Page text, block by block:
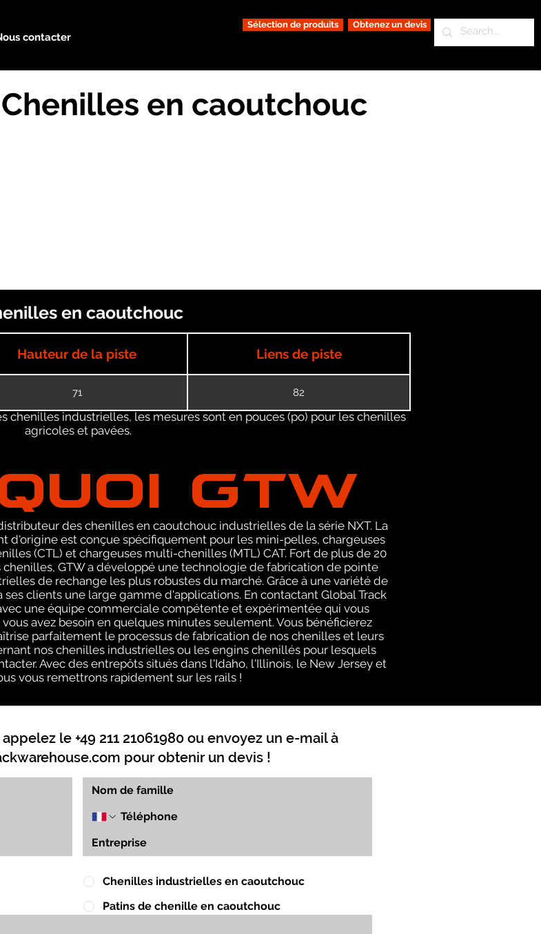
contacter
Sélection de produits Obtenez un devis
en caoutchouc
en caoutchouc
Hauteur de la piste Liens de piste
71 82
chenilles industrielles, les mesures sont en pouces (po) pour les chenilles
agricoles et pavées.
GTW
des chenilles en caoutchouc industrielles de la série NXT. La
d'origine est conçue spécifiquement pour les mini-pelles, chargeuses
(CTL) et chargeuses multi-chenilles (MTL) CAT. Fort de plus de 20
GTW a développé une technologie de fabrication de pointe
de rechange les plus robustes du marché. Grâce à une variété de
clients une large gamme d'applications. En contactant Global Track
une équipe commerciale compétente et expérimentée qui vous
avez besoin en quelques minutes seulement. Vous bénéficierez
parfaitement le processus de fabrication de nos chenilles et leurs
nos chenilles industrielles ou les engins chenillés pour lesquels
Avec des entrepôts situés dans l'Idaho, l'Illinois, le New Jersey et
vous remettrons rapidement sur les rails !
le +49 211 21061980 ou envoyez un e-mail à
pour obtenir un devis !
Chenilles industrielles en caoutchouc
Patins de chenille en caoutchouc